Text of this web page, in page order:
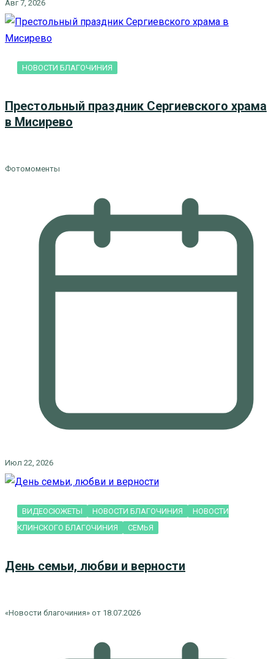
Авг 7, 2026
НОВОСТИ БЛАГОЧИНИЯ
Престольный праздник Сергиевского храма
в Мисирево
Фотомоменты
Июл 22, 2026
ВИДЕОСЮЖЕТЫ НОВОСТИ БЛАГОЧИНИЯ
НОВОСТИ
КЛИНСКОГО БЛАГОЧИНИЯ
СЕМЬЯ
День семьи, любви и верности
«Новости благочиния» от 18.07.2026